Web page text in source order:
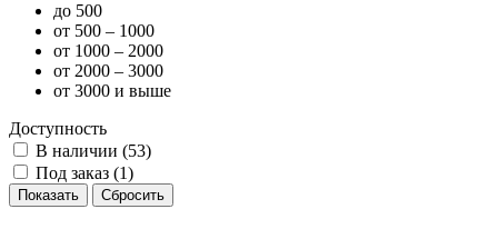
до 500
от 500 – 1000
от 1000 – 2000
от 2000 – 3000
от 3000 и выше
Доступность
В наличии (53)
Под заказ (1)
Показать Сбросить